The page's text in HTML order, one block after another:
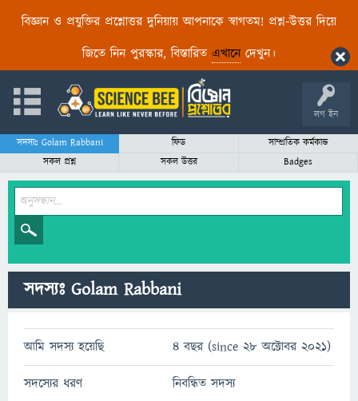
বিজ্ঞান ও প্রযুক্তির প্রশ্নোত্তর দুনিয়ায় আপনাকে স্বাগতম! প্রশ্ন-উত্তর দিয়ে
জিতে নিন পুরস্কার, বিস্তারিত এখানেদেখুন।
লগ ইন
সদস্যঃ Golam Rabbani ফিড
সাম্প্রতিক কর্মকান্ড
সকল প্রশ্ন
সকল উত্তর Badges
সদস্যঃ Golam Rabbani
আমি সদস্য হয়েছি 4 বছর (since 28 অক্টোবর 2021)
সদস্যের ধরণ নিবন্ধিত সদস্য